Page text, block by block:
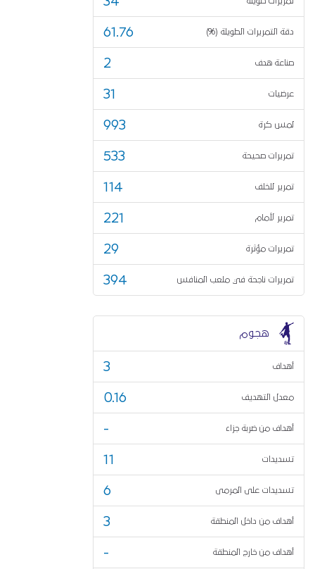
دقة التمريرات الطويلة (%) 61.76
صناعة هدف 2
عرضيات 31
لمس كرة 993
تمريرات صحيحة 533
تمرير للخلف 114
تمرير لأمام 221
تمريرات مؤثرة 29
تمريرات ناجحة في ملعب المنافس 394
هجوم
أهداف 3
معدل التهديف 0.16
أهداف من ضربة جزاء -
تسديدات 11
تسديدات على المرمى 6
أهداف من داخل المنطقة 3
أهداف من خارج المنطقة -